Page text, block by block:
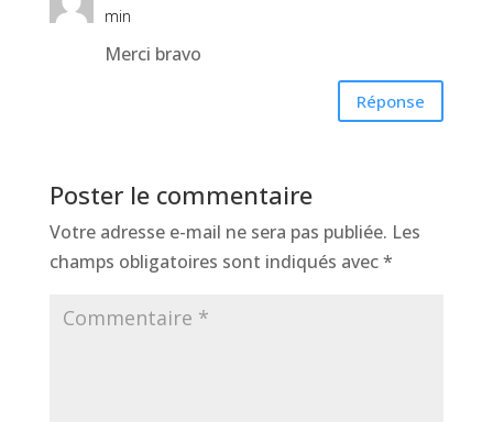
min
Merci bravo
Réponse
Poster le commentaire
Votre adresse e-mail ne sera pas publiée. Les
champs obligatoires sont indiqués avec*